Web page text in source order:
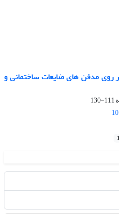
روی مدفن های ضایعات ساختمانی و
111-130